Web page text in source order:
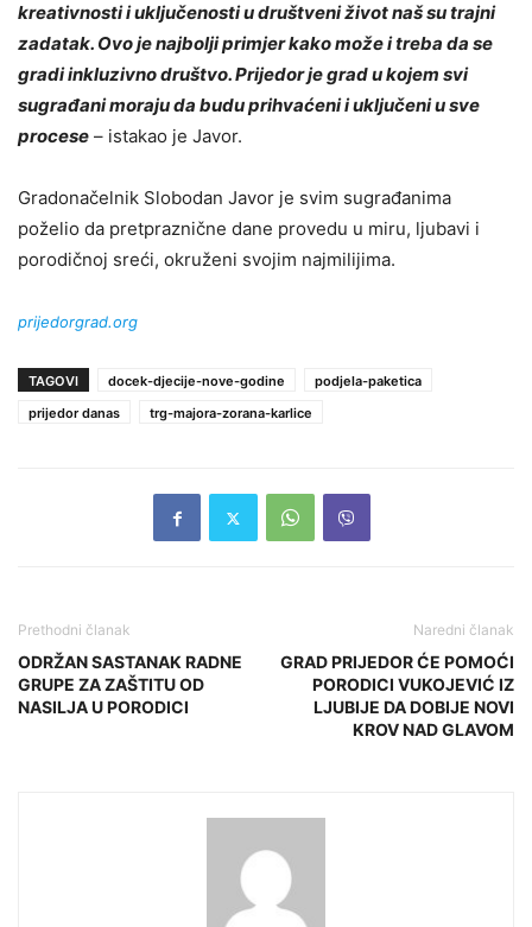
kreativnosti i uključenosti u društveni život naš su trajni
zadatak. Ovo je najbolji primjer kako može i treba da se
gradi inkluzivno društvo. Prijedor je grad u kojem svi
sugrađani moraju da budu prihvaćeni i uključeni u sve
procese – istakao je Javor.
Gradonačelnik Slobodan Javor je svim sugrađanima
poželio da pretpraznične dane provedu u miru, ljubavi i
porodičnoj sreći, okruženi svojim najmilijima.
prijedorgrad.org
TAGOVI docek-djecije-nove-godine
podjela-paketica
prijedor danas
trg-majora-zorana-karlice
Prethodni članak
ODRŽAN SASTANAK RADNE
GRUPE ZA ZAŠTITU OD
NASILJA U PORODICI
Naredni članak
GRAD PRIJEDOR ĆE POMOĆI
PORODICI VUKOJEVIĆ IZ
LJUBIJE DA DOBIJE NOVI
KROV NAD GLAVOM